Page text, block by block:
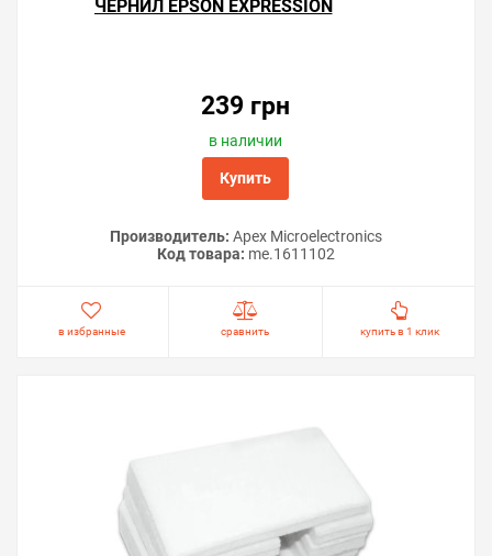
ЧЕРНИЛ EPSON EXPRESSION
239 грн
в наличии
Купить
Производитель: Apex Microelectronics
Код товара: me.1611102
в избранные сравнить купить в 1 клик